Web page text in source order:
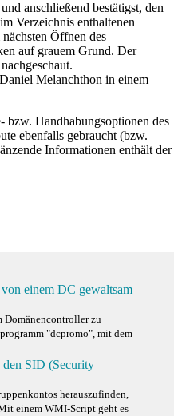
anschließend bestätigst, den
Verzeichnis enthaltenen
Öffnen des
auf grauem Grund. Der
Melanchthon in einem
Handhabungsoptionen des
ebenfalls gebraucht (bzw.
Informationen enthält der
einem DC gewaltsam
Domänencontroller zu
"dcpromo", mit dem
SID (Security
herauszufinden,
einem WMI-Script geht es